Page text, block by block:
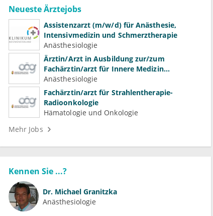
Neueste Ärztejobs
Assistenzarzt (m/w/d) für Anästhesie,
Intensivmedizin und Schmerztherapie
Anästhesiologie
Ärztin/Arzt in Ausbildung zur/zum
Fachärztin/arzt für Innere Medizin
(Kardiologie, Nephrologie, Intensivmedizin)
Anästhesiologie
Fachärztin/arzt für Strahlentherapie-
Radioonkologie
Hämatologie und Onkologie
Mehr Jobs
Kennen Sie ...?
Dr. Michael Granitzka
Anästhesiologie